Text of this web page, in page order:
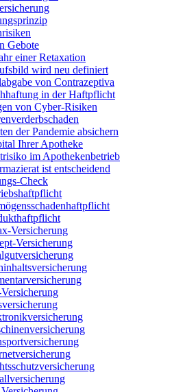
Gebote
einer Retaxation
wird neu definiert
von Contrazeptiva
in der Haftpflicht
von Cyber-Risiken
der Pandemie absichern
Ihrer Apotheke
im Apothekenbetrieb
ist entscheidend
Check
Versicherung
Versicherung